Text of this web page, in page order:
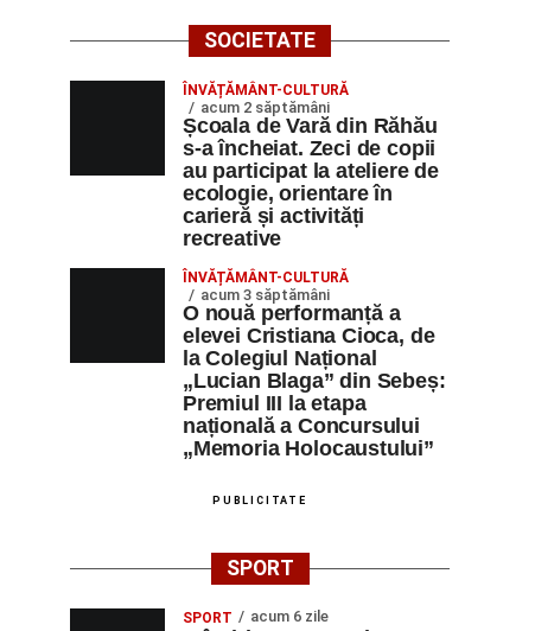
SOCIETATE
ÎNVĂȚĂMÂNT-CULTURĂ
acum 2 săptămâni
Școala de Vară din Răhău
s-a încheiat. Zeci de copii
au participat la ateliere de
ecologie, orientare în
carieră și activități
recreative
ÎNVĂȚĂMÂNT-CULTURĂ
acum 3 săptămâni
O nouă performanță a
elevei Cristiana Cioca, de
la Colegiul Național
„Lucian Blaga” din Sebeș:
Premiul III la etapa
națională a Concursului
„Memoria Holocaustului”
PUBLICITATE
SPORT
SPORT acum 6 zile